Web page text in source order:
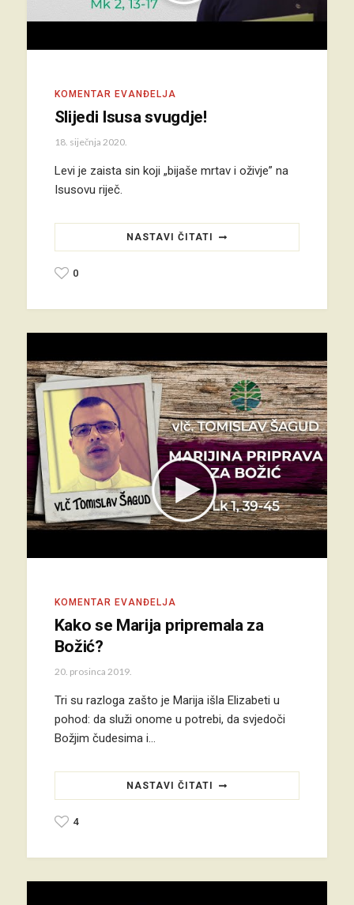
KOMENTAR EVANĐELJA
Slijedi Isusa svugdje!
18. siječnja 2020.
Levi je zaista sin koji „bijaše mrtav i oživje” na
Isusovu riječ.
NASTAVI ČITATI
0
KOMENTAR EVANĐELJA
Kako se Marija pripremala za
Božić?
20. prosinca 2019.
Tri su razloga zašto je Marija išla Elizabeti u
pohod: da služi onome u potrebi, da svjedoči
Božjim čudesima i…
NASTAVI ČITATI
4